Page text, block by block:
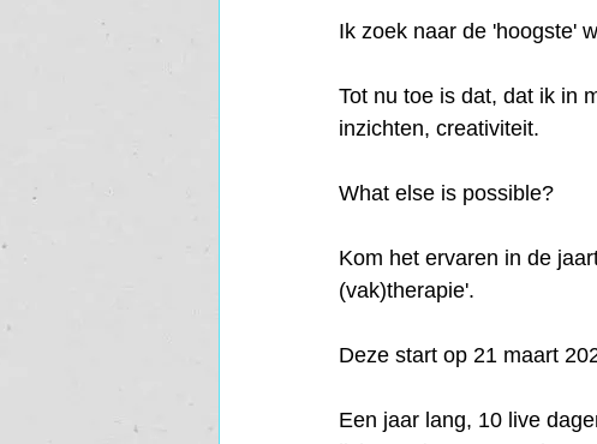
Ik zoek naar de 'hoogste'
Tot nu toe is dat, dat ik in
inzichten, creativiteit.
What else is possible?
Kom het ervaren in de
(vak)therapie'.
Deze start op 21 maart
Een jaar lang, 10 live